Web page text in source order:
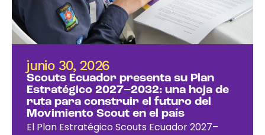
junio 30, 2026
Scouts Ecuador presenta su Plan
Estratégico 2027–2032: una hoja de
ruta para construir el futuro del
Movimiento Scout en el país
El Plan Estratégico Scouts Ecuador 2027–